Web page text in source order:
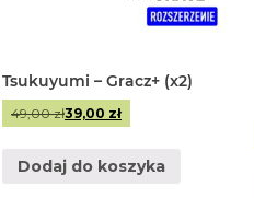
Tsukuyumi – Gracz+ (x2)
49,00złPierwotna
49,00 zł.
39,00 złAktualna
39,00 zł.
Dodaj do koszyka